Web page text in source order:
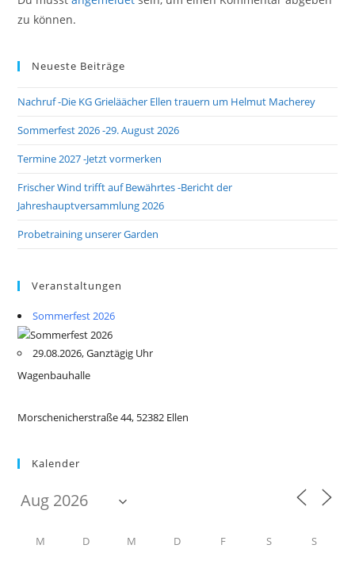
zu können.
Neueste Beiträge
Nachruf -Die KG Grieläächer Ellen trauern um Helmut Macherey
Sommerfest 2026 -29. August 2026
Termine 2027 -Jetzt vormerken
Frischer Wind trifft auf Bewährtes -Bericht der
Jahreshauptversammlung 2026
Probetraining unserer Garden
Veranstaltungen
Sommerfest 2026
29.08.2026, Ganztägig Uhr
Wagenbauhalle
Morschenicherstraße 44, 52382 Ellen
Kalender
M D M D F S S